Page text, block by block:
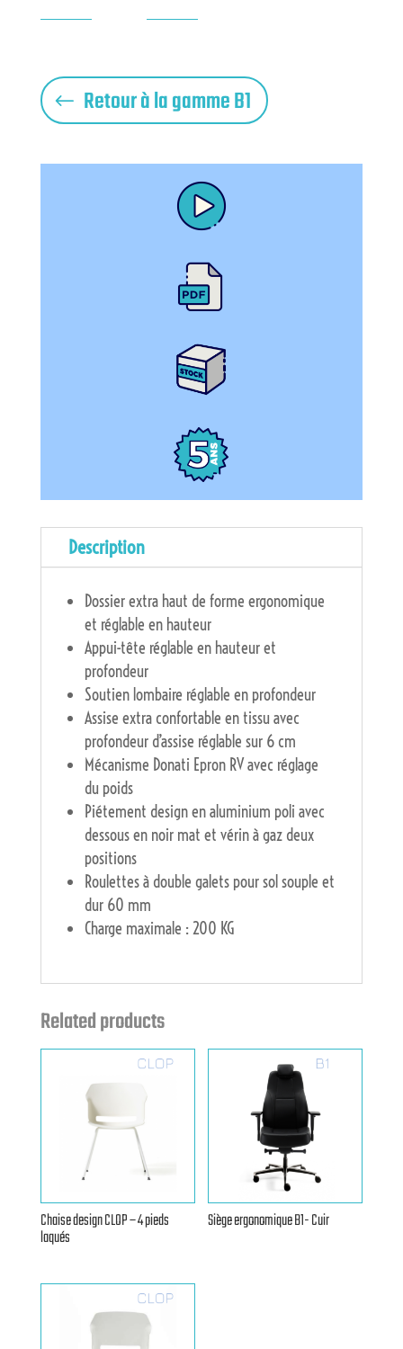
Retour à la gamme B1
Description
Dossier extra haut de forme ergonomique
et réglable en hauteur
Appui-tête réglable en hauteur et
profondeur
Soutien lombaire réglable en profondeur
Assise extra confortable en tissu avec
profondeur d’assise réglable sur 6 cm
Mécanisme Donati Epron RV avec réglage
du poids
Piétement design en aluminium poli avec
dessous en noir mat et vérin à gaz deux
positions
Roulettes à double galets pour sol souple et
dur 60 mm
Charge maximale : 200 KG
Related products
Chaise design CLOP – 4 pieds
laqués
Siège ergonomique B1- Cuir